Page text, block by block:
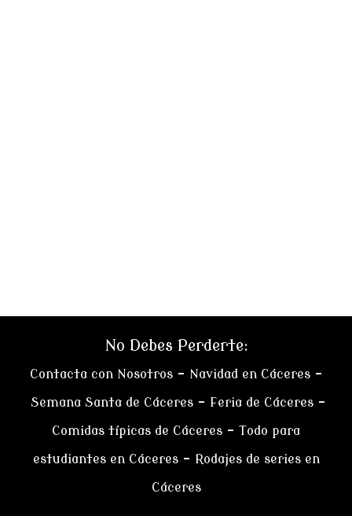
No Debes Perderte:
Contacta con Nosotros– Navidad en Cáceres–
Semana Santa de Cáceres– Feria de Cáceres –
Comidas típicas de Cáceres – Todo para
estudiantes en Cáceres– Rodajes de series en
Cáceres